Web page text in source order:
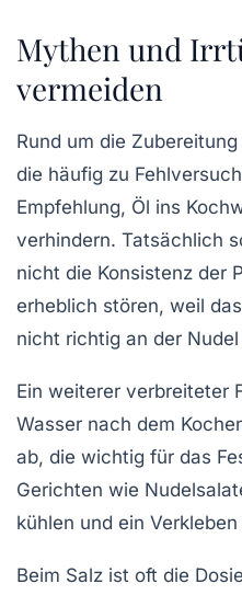
Mythen und
vermeiden
Rund um die
die häufig zu
Empfehlung, Öl ins
verhindern. Tatsächlich
nicht die Konsistenz der
erheblich stören, weil
nicht richtig an der
Ein weiterer verbreiteter
Wasser nach dem
ab, die wichtig für das
Gerichten wie
kühlen und ein
Beim Salz ist oft die